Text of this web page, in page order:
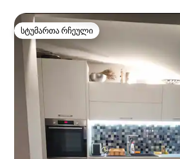
სტუმართა რჩეული
სტუმართა რჩეული